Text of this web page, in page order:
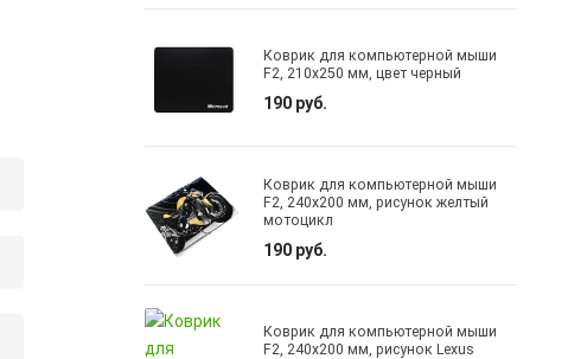
Коврик для компьютерной мыши
F2, 210х250 мм, цвет черный
190 руб.
Коврик для компьютерной мыши
F2, 240х200 мм, рисунок желтый
мотоцикл
190 руб.
Коврик для компьютерной мыши
F2, 240х200 мм, рисунок Lexus